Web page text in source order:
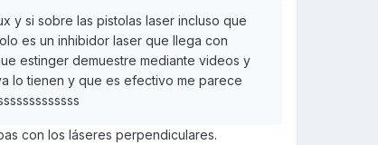
y si sobre las pistolas laser incluso que
es un inhibidor laser que llega con
estinger demuestre mediante videos y
lo tienen y que es efectivo me parece
con los láseres perpendiculares.